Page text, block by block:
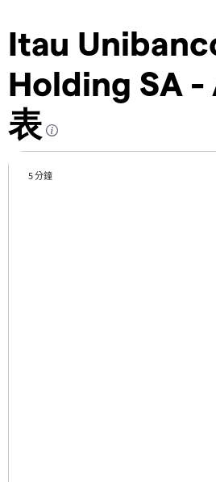
Itau
Holding SA -
表
5 分鐘